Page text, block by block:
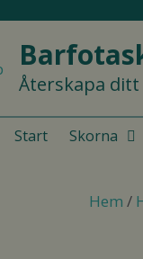
Återskapa
Start Skorna
Hem /